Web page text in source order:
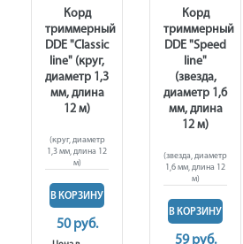
Корд
триммерный
DDE "Classic
line" (круг,
диаметр 1,3
мм, длина
12 м)
(круг, диаметр
1,3 мм, длина 12
м)
В КОРЗИНУ
50 руб.
Корд
триммерный
DDE "Speed
line"
(звезда,
диаметр 1,6
мм, длина
12 м)
(звезда, диаметр
1,6 мм, длина 12
м)
В КОРЗИНУ
59 руб.